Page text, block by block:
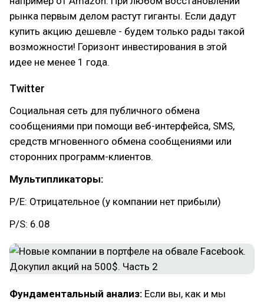
рынка первым делом растут гиганты. Если дадут
купить акцию дешевле - будем только рады такой
возможности! Горизонт инвестирования в этой
идее не менее 1 года.
Twitter
Социальная сеть для публичного обмена
сообщениями при помощи веб-интерфейса, SMS,
средств мгновенного обмена сообщениями или
сторонних программ-клиентов.
Мультипликаторы:
P/E: Отрицательное (у компании нет прибыли)
P/S: 6.08
Фундаментальный анализ: Если вы, как и мы